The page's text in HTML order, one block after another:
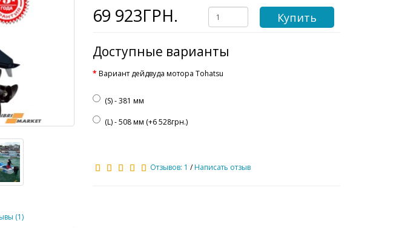
69 923ГРН. Купить
Доступные варианты
Вариант дейдвуда мотора Tohatsu
(S) - 381 мм
(L) - 508 мм (+6 528грн.)
Отзывов: 1 /Написать отзыв
(1)